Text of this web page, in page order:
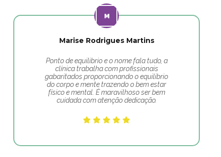
Marise Rodrigues Martins
Ponto de equilibrio e o nome fala tudo, a
clínica trabalha com profissionais
gabaritados proporcionando o equilíbrio
do corpo e mente trazendo o bem estar
físico e mental. É maravilhoso ser bem
cuidada com atenção dedicação.